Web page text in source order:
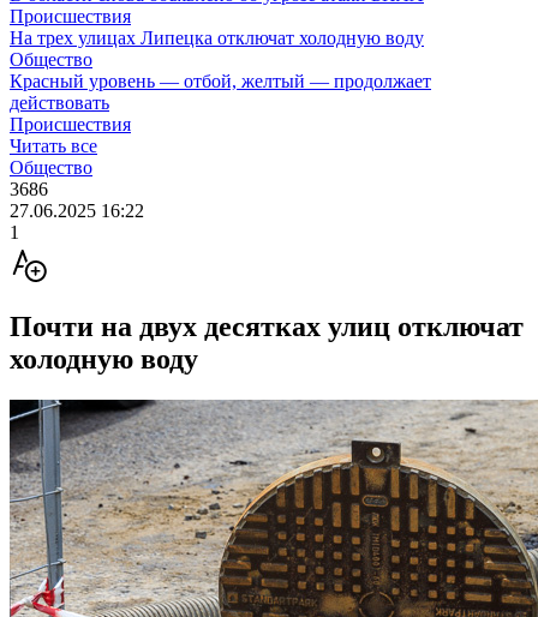
Происшествия
На трех улицах Липецка отключат холодную воду
Общество
Красный уровень — отбой, желтый — продолжает
действовать
Происшествия
Читать все
Общество
3686
27.06.2025 16:22
1
Почти на двух десятках улиц отключат
холодную воду